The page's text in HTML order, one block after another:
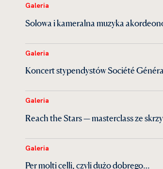
Galeria
Solowa i kameralna muzyka
Galeria
Koncert stypendystów Société
Galeria
Reach the Stars — masterclass ze
Galeria
Per molti celli, czyli dużo dobrego…